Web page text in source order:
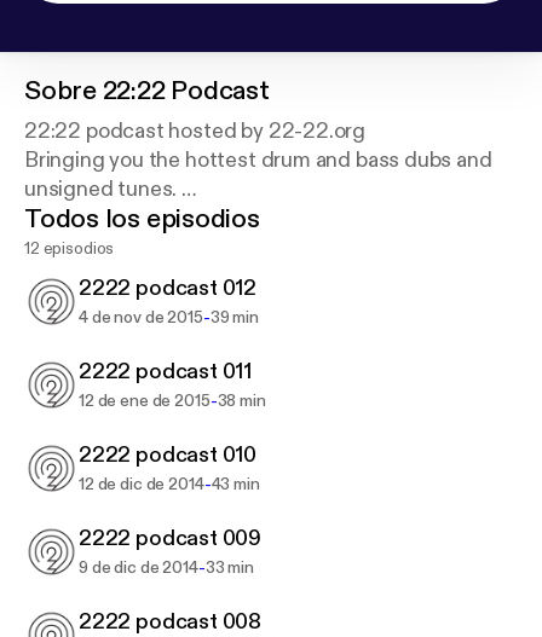
Sobre 22:22 Podcast
22:22 podcast hosted by 22-22.org
Bringing you the hottest drum and bass dubs and
unsigned tunes.
www.22-22.org
www.facebook.com/2222team
www.ftwitter.com/2222team
Todos los episodios
12 episodios
2222 podcast 012
4 de nov de 2015-39 min
2222 podcast 011
12 de ene de 2015-38 min
2222 podcast 010
12 de dic de 2014-43 min
2222 podcast 009
9 de dic de 2014-33 min
2222 podcast 008